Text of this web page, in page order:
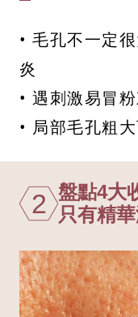
• 毛孔不一定
炎
• 遇刺激易冒
• 局部毛孔粗
2 盤點4大
只有精華